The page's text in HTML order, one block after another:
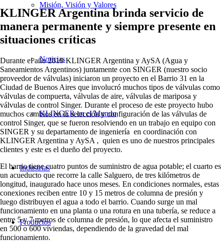
Misión, Visión y Valores
Noticias
KLINGER en el Mundo
Industrias
Productos
KLINGER Argentina brinda servicio de
manera permanente y siempre presente en
situaciones críticas
Durante el año 2019 KLINGER Argentina y AySA (Agua y
Saneamientos Argentinos) juntamente con SINGER (nuestro socio
proveedor de válvulas) iniciaron un proyecto en el Barrio 31 en la
Ciudad de Buenos Aires que involucró muchos tipos de válvulas como
válvulas de compuerta, válvulas de aire, válvulas de mariposa y
válvulas de control Singer. Durante el proceso de este proyecto hubo
muchos cambios en la selección y configuración de las válvulas de
control Singer, que se fueron resolviendo en un trabajo en equipo con
SINGER y su departamento de ingeniería en coordinación con
KLINGER Argentina y AySA , quien es uno de nuestros principales
clientes y este es el dueño del proyecto.
El barrio tiene cuatro puntos de suministro de agua potable; el cuarto es
un acueducto que recorre la calle Salguero, de tres kilómetros de
longitud, inaugurado hace unos meses. En condiciones normales, estas
conexiones reciben entre 10 y 15 metros de columna de presión y
luego distribuyen el agua a todo el barrio. Cuando surge un mal
funcionamiento en una planta o una rotura en una tubería, se reduce a
entre 5 y 7 metros de columna de presión, lo que afecta el suministro
en 500 o 600 viviendas, dependiendo de la gravedad del mal
funcionamiento.